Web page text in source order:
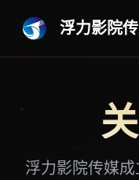
浮力影院
浮力影院传媒